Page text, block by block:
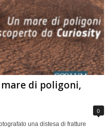
di poligoni,
0
una distesa di fratture